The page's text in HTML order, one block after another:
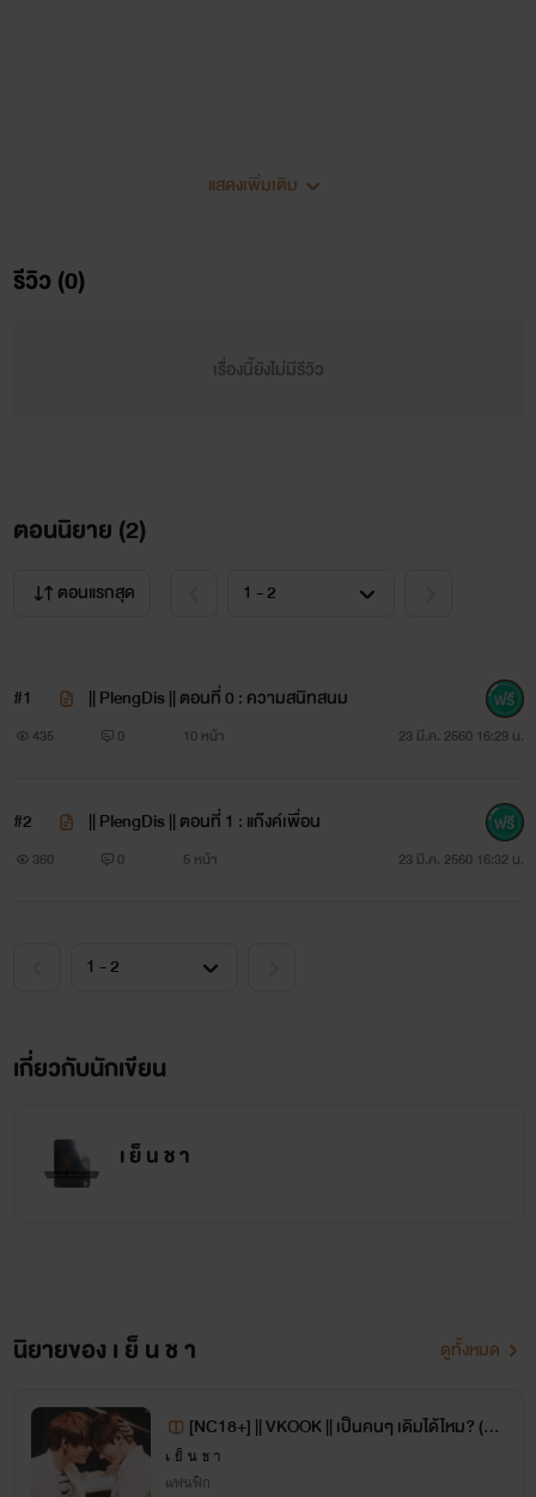
แต่งแล้วแต่อารมณ์ ด้นสดมาเอง พร้อมฉากนั้น นั้นน่ะ ไอ้ฉาก
ไอ้พวกบ้าา!! แกคิดว่าฉันจะหื่นขนาดนั้นเหรอ!?
ถูกครึ่งผิดครึ่งนะ
//โดนจิก//
โถ่... อะไรจะขนาดนั๊น! ก็แต่งสนองNEEDตัวเองนี่แหละ
แสดงเพิ่มเติม
รีวิว (0)
เรื่องนี้ยังไม่มีรีวิว
ตอนนิยาย (2)
ตอนแรกสุด
#1 || PlengDis || ตอนที่ 0 : ความสนิทสนม
435 0 10 หน้า 23 มี.ค. 2560 16:29 น.
#2 || PlengDis || ตอนที่ 1 : แก๊งค์เพื่อน
360 0 5 หน้า 23 มี.ค. 2560 16:32 น.
เกี่ยวกับนักเขียน
เ ย็ น ช า
นิยายของ เ ย็ น ช า ดูทั้งหมด
[NC18+] || VKOOK || เป็นคนๆ เดิมได้ไหม? (BT
S Fic)
เ ย็ น ช า
แฟนฟิก